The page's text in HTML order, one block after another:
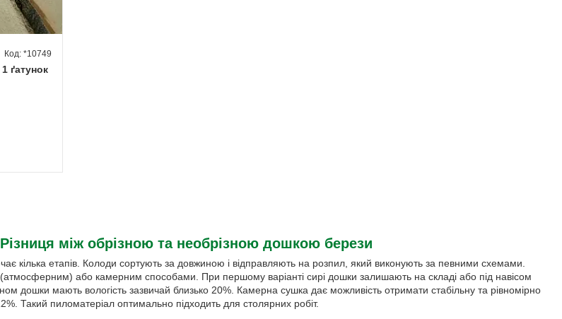
ґатунок
*10749
Різниця між обрізною та необрізною дошкою берези
кілька етапів. Колоди сортують за довжиною і відправляють на розпил, який виконують за певними схемами.
або камерним способами. При першому варіанті сирі дошки залишають на складі або під навісом
дошки мають вологість зазвичай близько 20%. Камерна сушка дає можливість отримати стабільну та рівномірно
Такий пиломатеріал оптимально підходить для столярних робіт.